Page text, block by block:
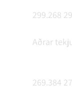
299.268
Aðrar
269.384